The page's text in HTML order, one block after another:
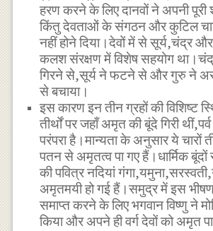
हरण करने के लिए दानवों ने अपनी पूरी
किंतु देवताओं के संगठन और कुटिल
नहीं होने दिया।देवों में से सूर्य,चंद्र
कलश संरक्षण में विशेष सहयोग
गिरने से,सूर्य ने फटने से और गुरु ने
से बचाया।
इस कारण इन तीन ग्रहों की विशिष्ट
तीर्थों पर जहाँ अमृत की बूंदे गिरी
परंपरा है।मान्यता के अनुसार ये चारों
पतन से अमृतत्व पा गए हैं।धार्मिक बूंदों
की पवित्र नदियां
अमृतमयी हो गई हैं।समुद्र में इस
समाप्त करने के लिए भगवान विष्णु ने
किया और अपने ही वर्ग देवों को अमृत